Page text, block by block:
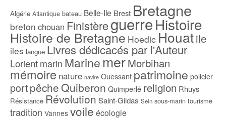
Algérie Atlantique bateau Belle-Ile Brest Bretagne
breton chouan FinistèreguerreHistoire
Histoire de Bretagne Hoedic Houatile
iles langue Livres dédicacés par l'Auteur
Lorientmarin Marine merMorbihan
mémoire nature navire Ouessant patrimoine policier
portpêcheQuiberon Quimperlé religion Rhuys
Résistance Révolution Saint-Gildas Sein sous-marin tourisme
tradition Vannes voile écologie